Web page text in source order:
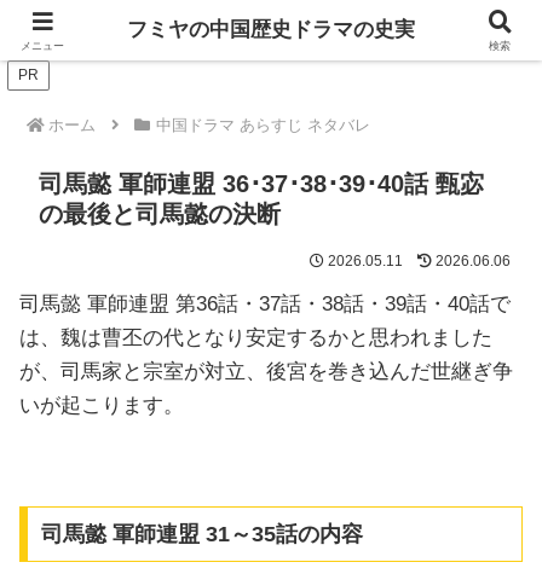
ドラマは歴史を知るともっと面白い！
PR
ホーム 中国ドラマ あらすじ ネタバレ
司馬懿 軍師連盟 36･37･38･39･40話 甄宓
の最後と司馬懿の決断
2026.05.11 2026.06.06
司馬懿 軍師連盟 第36話・37話・38話・39話・40話で
は、魏は曹丕の代となり安定するかと思われました
が、司馬家と宗室が対立、後宮を巻き込んだ世継ぎ争
いが起こります。
司馬懿 軍師連盟 31～35話の内容
メニュー
フミヤの中国歴史ドラマの史実
検索